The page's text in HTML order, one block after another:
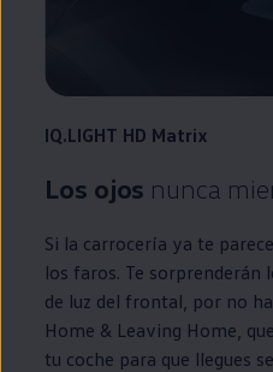
IQ.LIGHT HD Matrix
Los ojos nunca
Si la carrocería ya te
los faros. Te
de luz del frontal, por no
Home & Leaving Home ,
tu coche para que llegues